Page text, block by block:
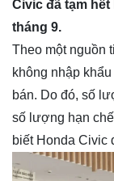
Civic đã tạm
tháng 9.
Theo một nguồn
không nhập
bán. Do đó, số
số lượng hạn
biết Honda Civic